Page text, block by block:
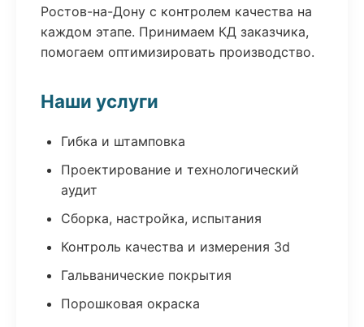
Ростов-на-Дону с контролем качества на
каждом этапе. Принимаем КД заказчика,
помогаем оптимизировать производство.
Наши услуги
Гибка и штамповка
Проектирование и технологический
аудит
Сборка, настройка, испытания
Контроль качества и измерения 3d
Гальванические покрытия
Порошковая окраска